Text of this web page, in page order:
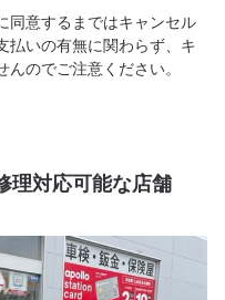
同意するまではキャンセル
払いの有無に関わらず、キ
のでご注意ください。
理対応可能な店舗